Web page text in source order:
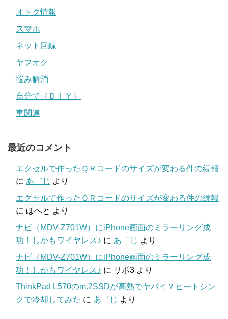
オトク情報
スマホ
ネット回線
ヤフオク
悩み解消
自分で（ＤＩＹ）
車関連
最近のコメント
エクセルで作ったＱＲコードのサイズが変わる件の続報
に あ゛じ より
エクセルで作ったＱＲコードのサイズが変わる件の続報
に ほへと より
ナビ（MDV-Z701W）にiPhone画面のミラーリング成
功！しかもワイヤレス♪ に あ゛じ より
ナビ（MDV-Z701W）にiPhone画面のミラーリング成
功！しかもワイヤレス♪ に リポ3 より
ThinkPad L570のm.2SSDが高熱でヤバイ？ヒートシン
クで冷却してみた に あ゛じ より